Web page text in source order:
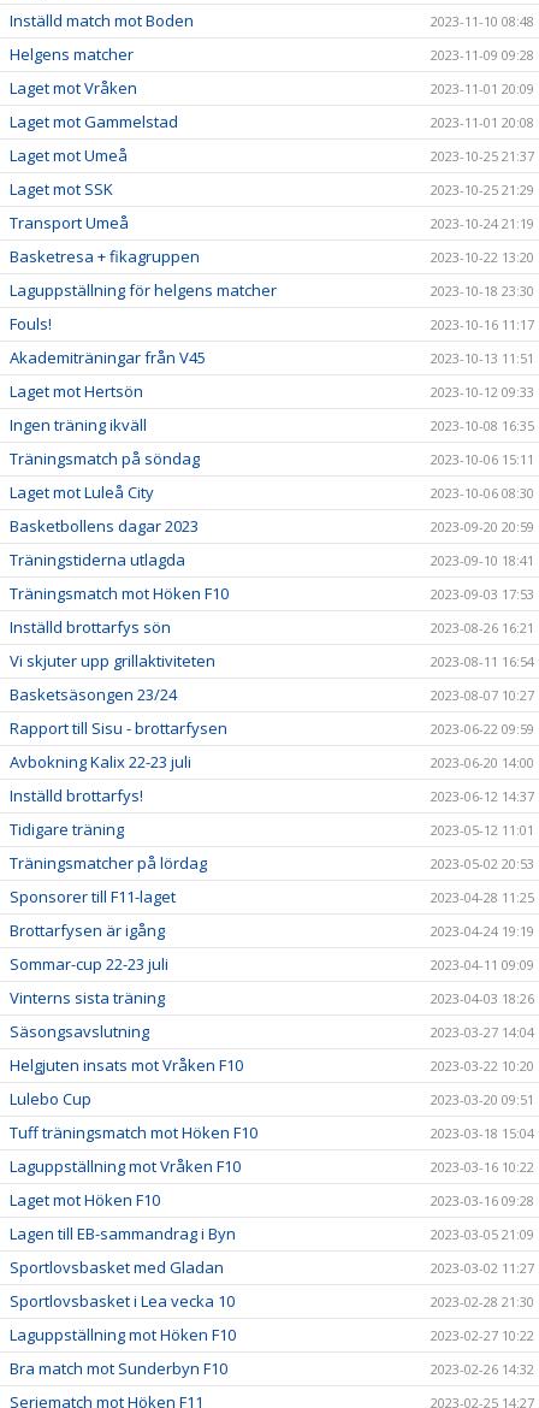
Inställd match mot Boden 2023-11-10 08:48
Helgens matcher 2023-11-09 09:28
Laget mot Vråken 2023-11-01 20:09
Laget mot Gammelstad 2023-11-01 20:08
Laget mot Umeå 2023-10-25 21:37
Laget mot SSK 2023-10-25 21:29
Transport Umeå 2023-10-24 21:19
Basketresa + fikagruppen 2023-10-22 13:20
Laguppställning för helgens matcher 2023-10-18 23:30
Fouls! 2023-10-16 11:17
Akademiträningar från V45 2023-10-13 11:51
Laget mot Hertsön 2023-10-12 09:33
Ingen träning ikväll 2023-10-08 16:35
Träningsmatch på söndag 2023-10-06 15:11
Laget mot Luleå City 2023-10-06 08:30
Basketbollens dagar 2023 2023-09-20 20:59
Träningstiderna utlagda 2023-09-10 18:41
Träningsmatch mot Höken F10 2023-09-03 17:53
Inställd brottarfys sön 2023-08-26 16:21
Vi skjuter upp grillaktiviteten 2023-08-11 16:54
Basketsäsongen 23/24 2023-08-07 10:27
Rapport till Sisu - brottarfysen 2023-06-22 09:59
Avbokning Kalix 22-23 juli 2023-06-20 14:00
Inställd brottarfys! 2023-06-12 14:37
Tidigare träning 2023-05-12 11:01
Träningsmatcher på lördag 2023-05-02 20:53
Sponsorer till F11-laget 2023-04-28 11:25
Brottarfysen är igång 2023-04-24 19:19
Sommar-cup 22-23 juli 2023-04-11 09:09
Vinterns sista träning 2023-04-03 18:26
Säsongsavslutning 2023-03-27 14:04
Helgjuten insats mot Vråken F10 2023-03-22 10:20
Lulebo Cup 2023-03-20 09:51
Tuff träningsmatch mot Höken F10 2023-03-18 15:04
Laguppställning mot Vråken F10 2023-03-16 10:22
Laget mot Höken F10 2023-03-16 09:28
Lagen till EB-sammandrag i Byn 2023-03-05 21:09
Sportlovsbasket med Gladan 2023-03-02 11:27
Sportlovsbasket i Lea vecka 10 2023-02-28 21:30
Laguppställning mot Höken F10 2023-02-27 10:22
Bra match mot Sunderbyn F10 2023-02-26 14:32
Seriematch mot Höken F11 2023-02-25 14:27